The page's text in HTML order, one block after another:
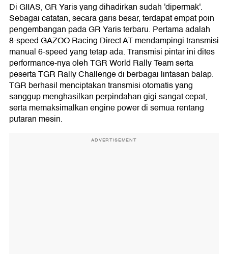
Di GIIAS, GR Yaris yang dihadirkan sudah 'dipermak'.
Sebagai catatan, secara garis besar, terdapat empat poin
pengembangan pada GR Yaris terbaru. Pertama adalah
8-speed GAZOO Racing Direct AT mendampingi transmisi
manual 6-speed yang tetap ada. Transmisi pintar ini dites
performance-nya oleh TGR World Rally Team serta
peserta TGR Rally Challenge di berbagai lintasan balap.
TGR berhasil menciptakan transmisi otomatis yang
sanggup menghasilkan perpindahan gigi sangat cepat,
serta memaksimalkan engine power di semua rentang
putaran mesin.
ADVERTISEMENT